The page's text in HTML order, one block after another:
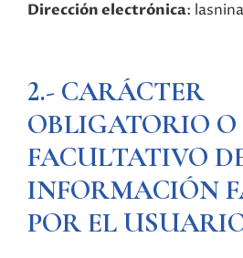
Dirección electrónica:
2.- CARÁCTER
OBLIGATORIO O
FACULTATIVO
INFORMACIÓN
POR EL